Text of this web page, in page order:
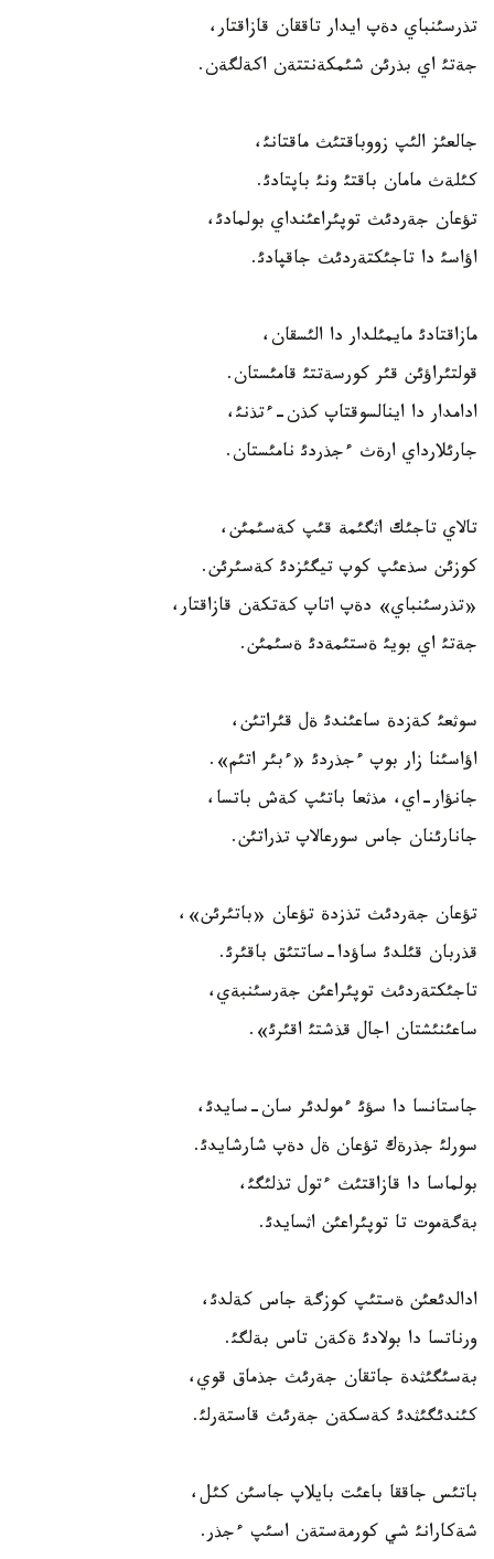
تذرسئنباي دةپ ايدار تاققان قازاقتار،
جةتئ اي بذرئن شئمكةنتتةن اكةلگةن.
جالعئز الئپ زووباقتئث ماقتانئ،
كئلةث مامان باقتئ ونئ باپتادئ.
تؤعان جةردئث توپئراعئنداي بولمادئ،
اؤاسئ دا تاجئكتةردئث جاقپادئ.
مازاقتادئ مايمئلدار دا الئسقان،
قولتئراؤئن قئر كورسةتتئ قامئستان.
ادامدار دا اينالسوقتاپ كذن-ءتذنئ،
جارئلارداي ارةث ءجذردئ نامئستان.
تالاي تاجئك اثگئمة قئپ كةسئمئن،
كوزئن سذعئپ كوپ تيگئزدئ كةسئرئن.
«تذرسئنباي» دةپ اتاپ كةتكةن قازاقتار،
جةتئ اي بويئ ةستئمةدئ ةسئمئن.
سوثعئ كةزدة ساعئندئ ةل قئراتئن،
اؤاسئنا زار بوپ ءجذردئ «ءبئر اتئم».
جانؤار-اي، مذثعا باتئپ كةش باتسا،
جانارئنان جاس سورعالاپ تذراتئن.
تؤعان جةردئث تذزدة تؤعان «باتئرئن»،
قذربان قئلدئ ساؤدا-ساتتئق باقئرئ.
تاجئكتةردئث توپئراعئن جةرسئنبةي،
ساعئنئشتان اجال قذشتئ اقئرئ».
جاستانسا دا سؤئ ءمولدئر سان-سايدئ،
سورلئ جذرةك تؤعان ةل دةپ شارشايدئ.
بولماسا دا قازاقتئث ءتول تذلئگئ،
بةگةموت تا توپئراعئن اثسايدئ.
ادالدئعئن ةستئپ كوزگة جاس كةلدئ،
ورناتسا دا بولادئ ةكةن تاس بةلگئ.
بةسئگئثدة جاتقان جةرئث جذماق قوي،
كئندئگئثدئ كةسكةن جةرئث قاستةرلئ.
باتئس جاققا باعئت بايلاپ جاسئن كئل،
شةكارانئ شي كورمةستةن اسئپ ءجذر.